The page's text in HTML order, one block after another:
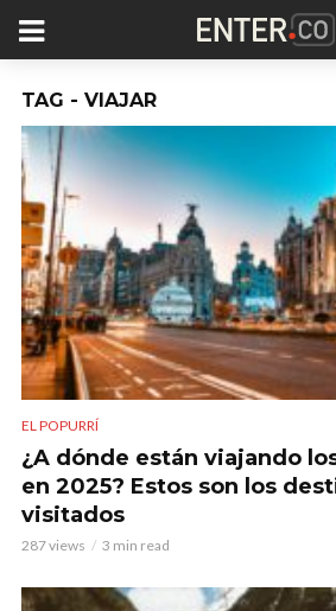
TAG - VIAJAR
EL POPURRÍ
¿A dónde están viajando
en 2025? Estos son los
visitados
287 views 3 min read